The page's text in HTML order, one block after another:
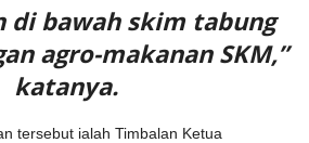
di bawah skim tabung
agro-makanan SKM,”
katanya.
tersebut ialah Timbalan Ketua